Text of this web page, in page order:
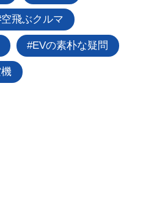
空飛ぶクルマ
EVの素朴な疑問